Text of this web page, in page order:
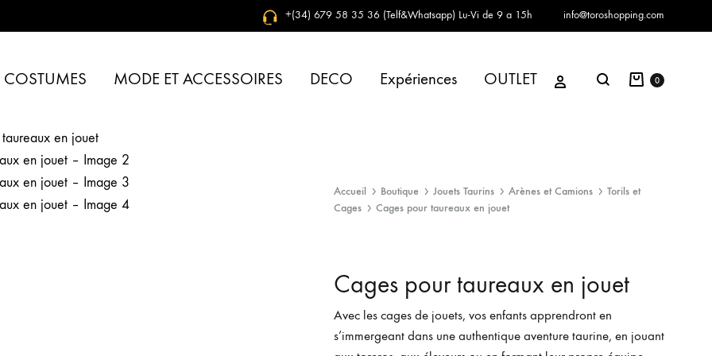
+(34) 679 58 35 36 (Telf&Whatsapp) Lu-Vi de 9 a 15h info@toroshopping.com
COSTUMES MODE ET ACCESSOIRES DECO Expériences OUTLET Se connecter
Chercher Panier
0
Accueil Boutique Jouets Taurins Arènes et Camions
Torils et
Cages
Cages pour taureaux en jouet
Cages pour taureaux en jouet
Avec les cages de jouets, vos enfants apprendront en
s’immergeant dans une authentique aventure taurine, en jouant